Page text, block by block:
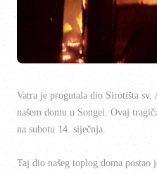
Vatra je progutala dio Sirotišta sv.
našem domu u Songei. Ovaj
na subotu 14. siječnja.
Taj dio našeg toplog doma